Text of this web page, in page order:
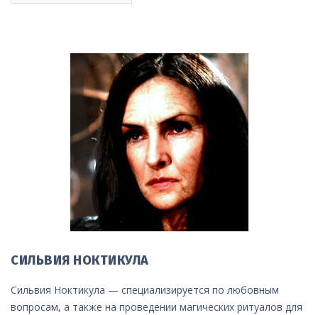
СИЛЬВИЯ НОКТИКУЛА
Сильвия Ноктикула — специализируется по любовным
вопросам, а также на проведении магических ритуалов для